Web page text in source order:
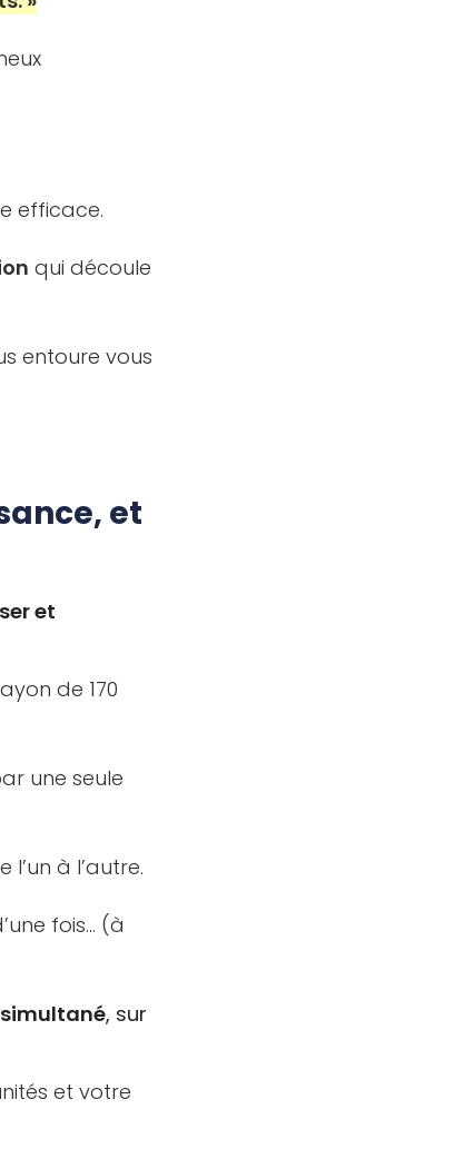
efficace.
qui découle
entoure vous
et
et
de 170
une seule
à l’autre.
fois… (à
simultané, sur
et votre